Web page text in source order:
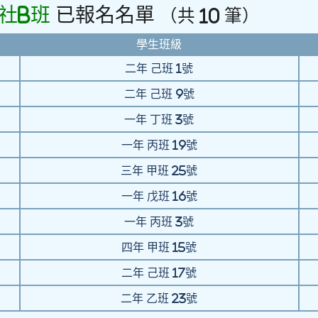
B班 已報名名單 （共 10 筆）
學生班級
二年 己班 1號
二年 己班 9號
一年 丁班 3號
一年 丙班 19號
三年 甲班 25號
一年 戊班 16號
一年 丙班 3號
四年 甲班 15號
二年 己班 17號
二年 乙班 23號